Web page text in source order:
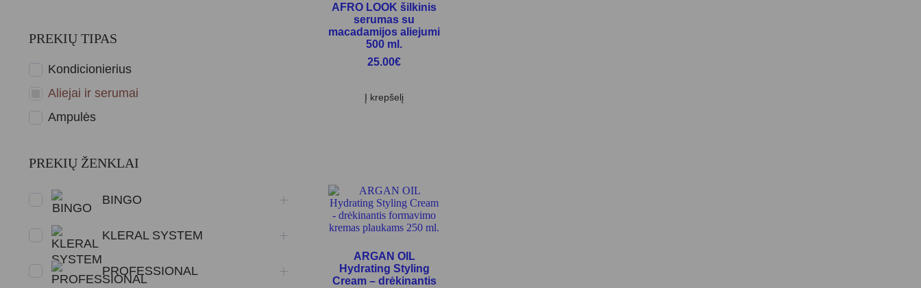
PREKIŲ TIPAS
Kondicionierius
Aliejai ir serumai
Ampulės
PREKIŲ ŽENKLAI
BINGO
KLERAL SYSTEM
PROFESSIONAL
AFRO LOOK šilkinis
serumas su
macadamijos aliejumi
500 ml.
25.00€
Į krepšelį
ARGAN OIL
Hydrating Styling
Cream – drėkinantis